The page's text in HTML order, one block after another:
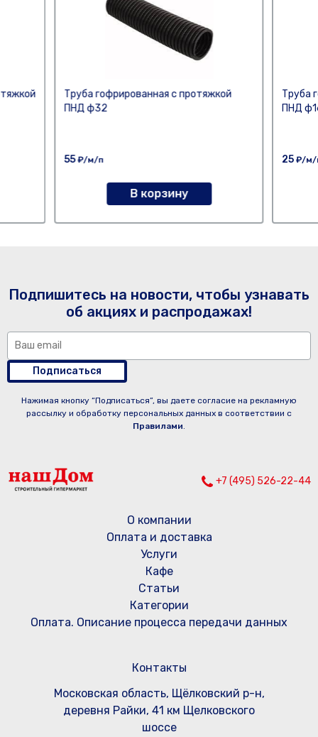
Труба гофрированная с протяжкой
ПНД ф32
55₽/м/п
В корзину
Труба
ПНД
25 ₽/м/
Подпишитесь на новости, чтобы узнавать
об акциях и распродажах!
Подписаться
Нажимая кнопку “Подписаться”, вы даете согласие на рекламную
рассылку и обработку персональных данных в соответствии с
Правилами.
+7 (495) 526-22-44
О компании
Оплата и доставка
Услуги
Кафе
Статьи
Категории
Оплата. Описание процесса передачи данных
Контакты
Московская область, Щёлковский р-н,
деревня Райки, 41 км Щелковского
шоссе